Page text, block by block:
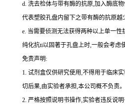
d. 洗去检体与带有酶的抗原,加入酶底
代表塑胶孔盘内留下之带有酶的抗原越
e. 当需要侦测无法获得两种以上单一性
纯化抗ti以固著于孔盘上时,一般会考虑
免责声明:
1. 试剂盒仅供研究使用,不得用于临床
切后果,由实验者承担,本公司概不负责。
2. 严格按照说明书操作,实验者违反说明